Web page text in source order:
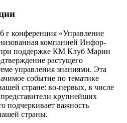
г конференция «Управление
компанией Инфор-
при поддержке КМ Клуб Марии
растущего
управления знаниями. Эта
событие по тематике
стране: во-первых, в числе
крупнейших
подчеркивает важность
страны.